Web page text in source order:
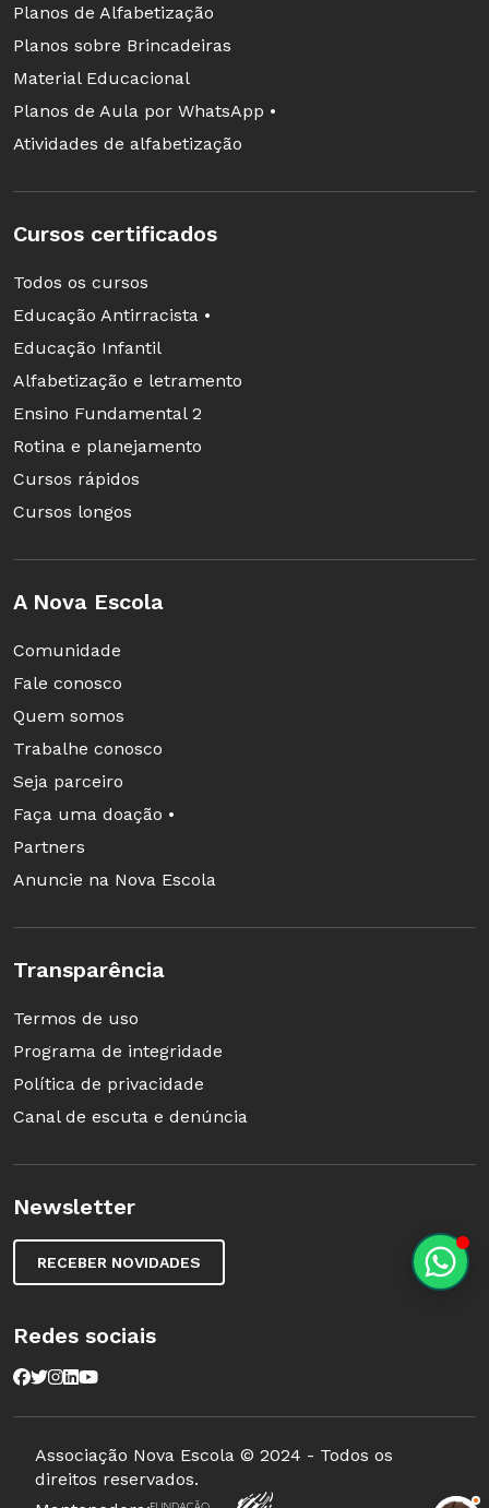
Planos de Alfabetização
Planos sobre Brincadeiras
Material Educacional
Planos de Aula por WhatsApp •
Atividades de alfabetização
Cursos certificados
Todos os cursos
Educação Antirracista •
Educação Infantil
Alfabetização e letramento
Ensino Fundamental 2
Rotina e planejamento
Cursos rápidos
Cursos longos
A Nova Escola
Comunidade
Fale conosco
Quem somos
Trabalhe conosco
Seja parceiro
Faça uma doação •
Partners
Anuncie na Nova Escola
Transparência
Termos de uso
Programa de integridade
Política de privacidade
Canal de escuta e denúncia
Newsletter
RECEBER NOVIDADES
Redes sociais
Associação Nova Escola © 2024 - Todos os
direitos reservados.